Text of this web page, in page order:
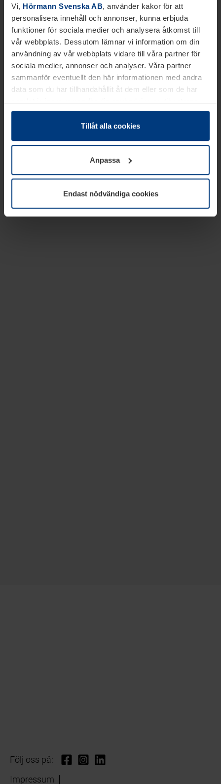
Vi, Hörmann Svenska AB, använder kakor för att
personalisera innehåll och annonser, kunna erbjuda
funktioner för sociala medier och analysera åtkomst till
vår webbplats. Dessutom lämnar vi information om din
användning av vår webbplats vidare till våra partner för
sociala medier, annonser och analyser. Våra partner
sammanför eventuellt den här informationen med andra
data som du har tillhandahållit åt dem eller som de har
samlat in inom ramen för din användning av tjänsterna.
Juridiskt kan vi lagra kakor på din enhet, om de är
absolut nödvändiga för driften av den här webbplatsen.
godkännande kan du när som helst ändra eller återkalla i
informationen om kakor underDataskyddsförklaring
vår webbplats.
Tillåt alla cookies
Anpassa
Endast nödvändiga cookies
Följ oss på:
Impressum